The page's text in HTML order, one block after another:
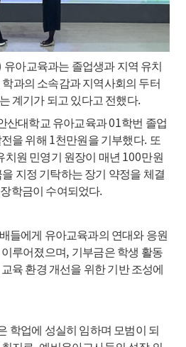
유아교육과는 졸업생과 지역 유치
학과의 소속감과 지역사회의 두터
계기가 되고 있다고 전했다.
산대학교 유아교육과01학번 졸업
을 위해 1천만원을 기부했다. 또
치원 민영기 원장이 매년 100만원
지정 기탁하는 장기 약정을 체결
학금이 수여되었다.
들에게 유아교육과의 연대와 응원
루어졌으며, 기부금은 학생 활동
육 환경 개선을 위한 기반 조성에
학업에 성실히 임하며 모범이 되